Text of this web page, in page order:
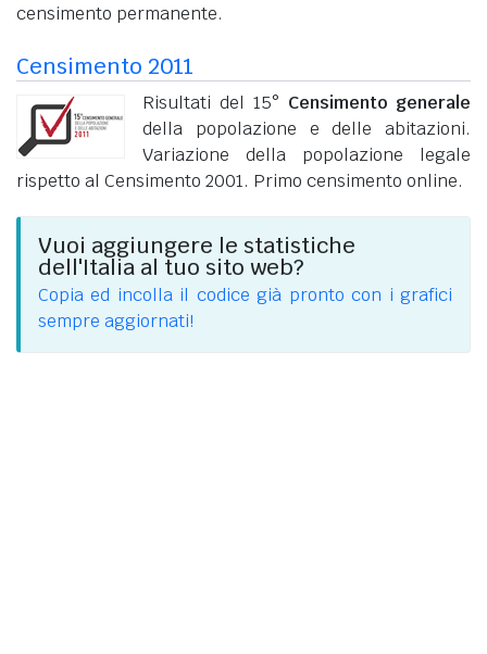
censimento permanente.
Censimento 2011
Risultati del 15° Censimento generale
della popolazione e delle abitazioni.
Variazione della popolazione legale
rispetto al Censimento 2001. Primo censimento online.
Vuoi aggiungere le statistiche
dell'Italia al tuo sito web?
Copia ed incolla il codice già pronto con i grafici
sempre aggiornati!